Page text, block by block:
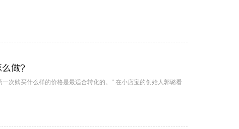
做？
次购买什么样的价格是最适合转化的。” 在小店宝的创始人郭璐看